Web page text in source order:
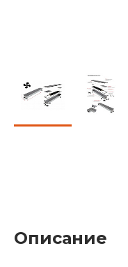
Описание